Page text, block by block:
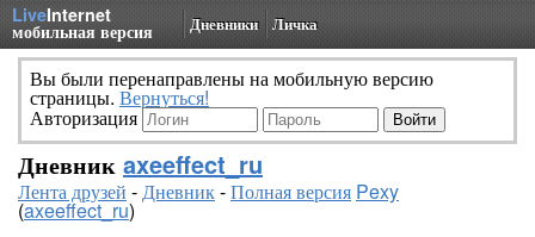
LiveInternet
мобильная версия Дневники Личка
Вы были перенаправлены на мобильную версию
страницы. Вернуться!
Авторизация
Дневник axeeffect_ru
Лента друзей -Дневник-Полная версия Pexy
(axeeffect_ru)